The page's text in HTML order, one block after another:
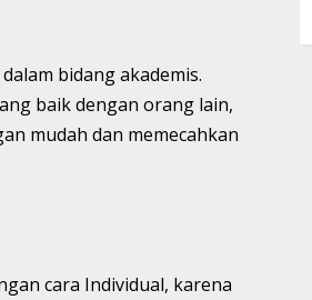
bidang akademis.
baik dengan orang lain,
mudah dan memecahkan
cara Individual, karena